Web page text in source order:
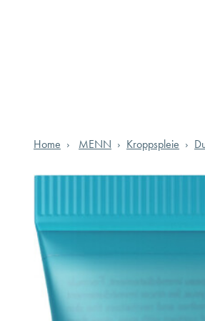
Home MENN Kroppspleie